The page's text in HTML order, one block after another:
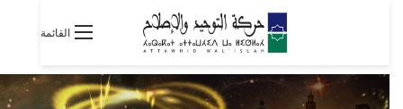
القائمة